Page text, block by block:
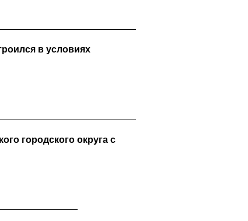
в условиях
городского округа c